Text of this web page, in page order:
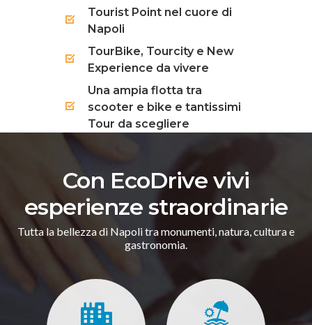
Tourist Point nel cuore di
Napoli
TourBike, Tourcity e New
Experience da vivere
Una ampia flotta tra
scooter e bike e tantissimi
Tour da scegliere
Con EcoDrive vivi
esperienze straordinarie
Tutta la bellezza di Napoli tra monumenti, natura, cultura e
gastronomia.